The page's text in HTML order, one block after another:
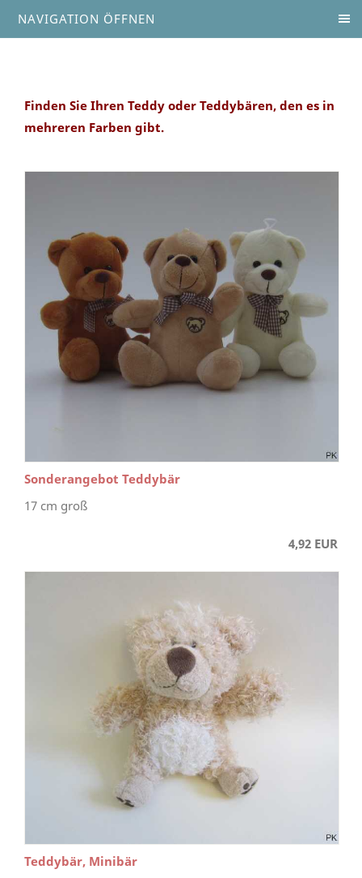
NAVIGATION ÖFFNEN
Finden Sie Ihren Teddy oder Teddybären, den es in
mehreren Farben gibt.
Sonderangebot Teddybär
17 cm groß
4,92 EUR
Teddybär, Minibär